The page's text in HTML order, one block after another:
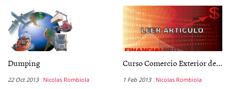
Dumping
22 Oct 2013 Nicolas Rombiola
Curso Comercio Exterior de...
1 Feb 2013 Nicolas Rombiola